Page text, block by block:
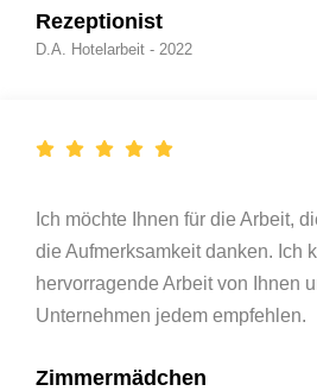
Rezeptionist
D.A. Hotelarbeit - 2022
Ich möchte Ihnen für die Arbeit,
die Aufmerksamkeit danken. Ich
hervorragende Arbeit von Ihnen
Unternehmen jedem empfehlen.
Zimmermädchen